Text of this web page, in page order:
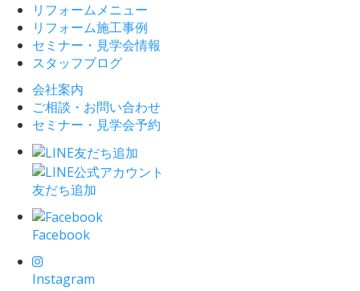
リフォームメニュー
リフォーム施工事例
セミナー・見学会情報
スタッフブログ
会社案内
ご相談・お問い合わせ
セミナー・見学会予約
友だち追加
Facebook
Instagram